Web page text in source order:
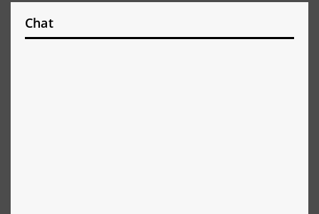
Chat